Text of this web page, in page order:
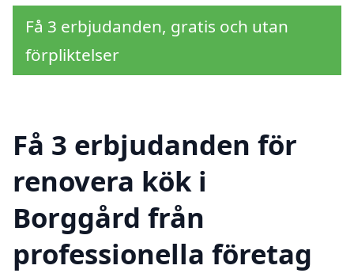
Få 3 erbjudanden, gratis och utan
förpliktelser
Få 3 erbjudanden för
renovera kök i
Borggård från
professionella företag